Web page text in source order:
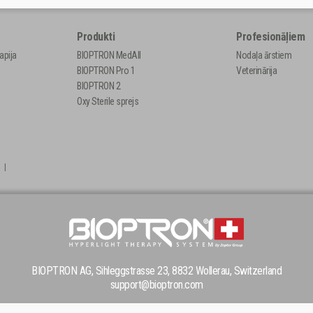
Produkti
BIOPTRON MedAll
BIOPTRON Pro 1
BIOPTRON 2
Oxy Sterile sprejs
Profesionāļiem
Nodaļa ārstiem
Veterinārija
BIOPTRON AG, Sihleggstrasse 23, 8832 Wollerau, Switzerland
support@bioptron.com